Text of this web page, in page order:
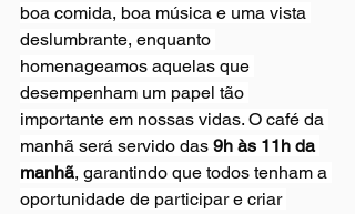
boa comida, boa música e uma vista
deslumbrante, enquanto
homenageamos aquelas que
desempenham um papel tão
importante em nossas vidas. O café da
manhã será servido das 9h às 11h da
manhã, garantindo que todos tenham a
oportunidade de participar e criar